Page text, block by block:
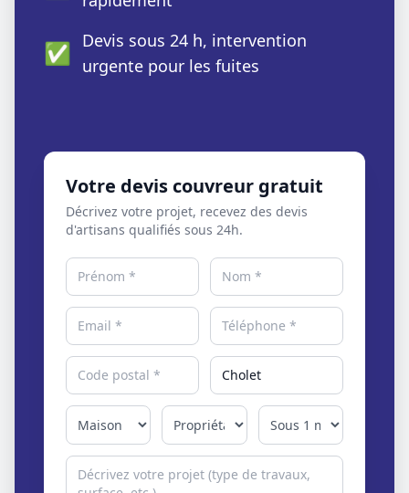
✅ Devis sous 24 h, intervention
urgente pour les fuites
Votre devis couvreur gratuit
Décrivez votre projet, recevez des devis
d'artisans qualifiés sous 24h.